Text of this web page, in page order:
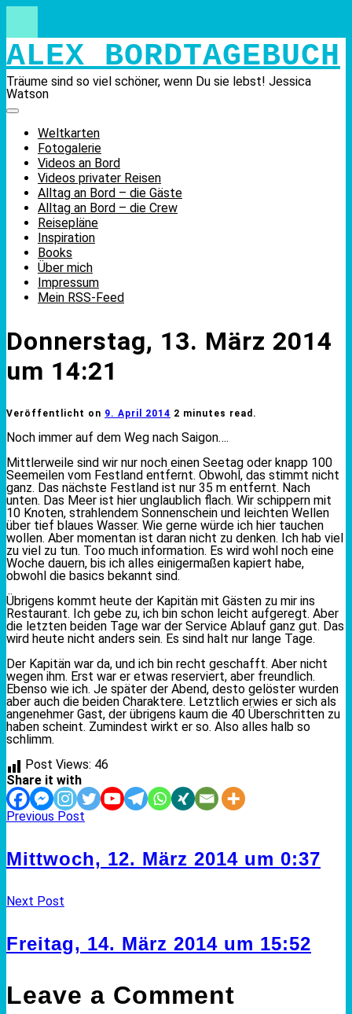
Skip
content
ALEX BORDTAGEBUCH
Träume sind so viel schöner, wenn Du sie lebst! Jessica
Watson
Weltkarten
Fotogalerie
Videos an Bord
Videos privater Reisen
Alltag an Bord – die Gäste
Alltag an Bord – die Crew
Reisepläne
Inspiration
Books
Über mich
Impressum
Mein RSS-Feed
Donnerstag, 13. März 2014
um 14:21
Veröffentlicht on 9. April 2014 2 minutes read.
Noch immer auf dem Weg nach Saigon….
Mittlerweile sind wir nur noch einen Seetag oder knapp 100
Seemeilen vom Festland entfernt. Obwohl, das stimmt nicht
ganz. Das nächste Festland ist nur 35 m entfernt. Nach
unten. Das Meer ist hier unglaublich flach. Wir schippern mit
10 Knoten, strahlendem Sonnenschein und leichten Wellen
über tief blaues Wasser. Wie gerne würde ich hier tauchen
wollen. Aber momentan ist daran nicht zu denken. Ich hab viel
zu viel zu tun. Too much information. Es wird wohl noch eine
Woche dauern, bis ich alles einigermaßen kapiert habe,
obwohl die basics bekannt sind.
Übrigens kommt heute der Kapitän mit Gästen zu mir ins
Restaurant. Ich gebe zu, ich bin schon leicht aufgeregt. Aber
die letzten beiden Tage war der Service Ablauf ganz gut. Das
wird heute nicht anders sein. Es sind halt nur lange Tage.
Der Kapitän war da, und ich bin recht geschafft. Aber nicht
wegen ihm. Erst war er etwas reserviert, aber freundlich.
Ebenso wie ich. Je später der Abend, desto gelöster wurden
aber auch die beiden Charaktere. Letztlich erwies er sich als
angenehmer Gast, der übrigens kaum die 40 Überschritten zu
haben scheint. Zumindest wirkt er so. Also alles halb so
schlimm.
Post Views: 46
Share it with
Previous Post
Mittwoch, 12. März 2014 um 0:37
Next Post
Freitag, 14. März 2014 um 15:52
Leave a Comment